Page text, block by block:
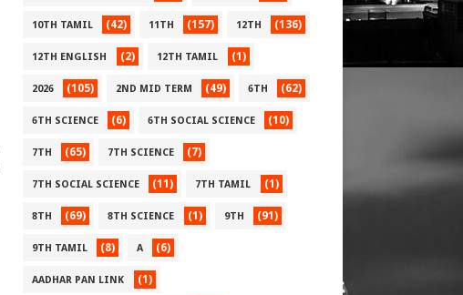
10TH TAMIL (42) 11TH (157) 12TH (136)
12TH ENGLISH (2) 12TH TAMIL (1)
2026 (105) 2ND MID TERM (49) 6TH (62)
6TH SCIENCE (6) 6TH SOCIAL SCIENCE (10)
7TH (65) 7TH SCIENCE (7)
7TH SOCIAL SCIENCE (11) 7TH TAMIL (1)
8TH (69) 8TH SCIENCE (1) 9TH (91)
9TH TAMIL (8) A (6)
AADHAR PAN LINK (1)